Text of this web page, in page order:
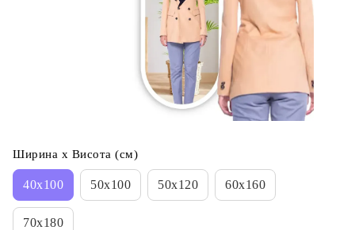
Ширина х Висота (см)
40x100 50x100 50x120 60x160
70x180